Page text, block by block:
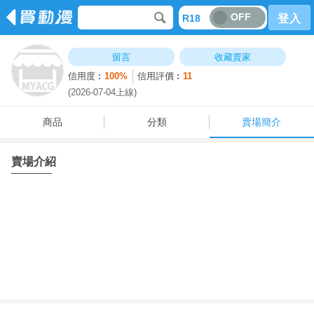
R18 OFF 登入
留言
收藏賣家
信用度︰100% 信用評價︰11
(2026-07-04上線)
商品 分類 賣場簡介
賣場介紹
商品 分類 賣場簡介